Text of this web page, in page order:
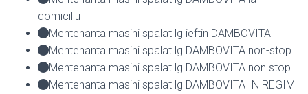
domiciliu
Mentenanta masini spalat lg ieftin DAMBOVITA
Mentenanta masini spalat lg DAMBOVITA non-stop
Mentenanta masini spalat lg DAMBOVITA non stop
Mentenanta masini spalat lg DAMBOVITA IN REGIM